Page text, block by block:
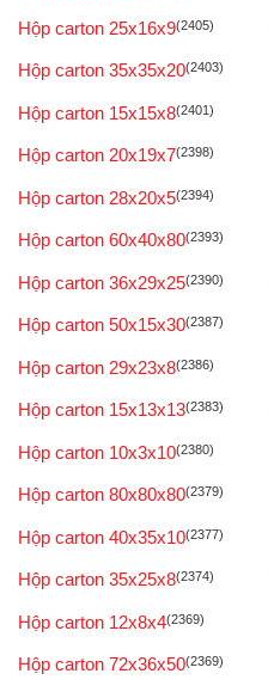
Hộp carton 25x16x9(2405)
Hộp carton 35x35x20(2403)
Hộp carton 15x15x8(2401)
Hộp carton 20x19x7(2398)
Hộp carton 28x20x5(2394)
Hộp carton 60x40x80(2393)
Hộp carton 36x29x25(2390)
Hộp carton 50x15x30(2387)
Hộp carton 29x23x8(2386)
Hộp carton 15x13x13(2383)
Hộp carton 10x3x10(2380)
Hộp carton 80x80x80(2379)
Hộp carton 40x35x10(2377)
Hộp carton 35x25x8(2374)
Hộp carton 12x8x4(2369)
Hộp carton 72x36x50(2369)